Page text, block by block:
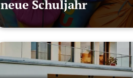
neue Schuljahr